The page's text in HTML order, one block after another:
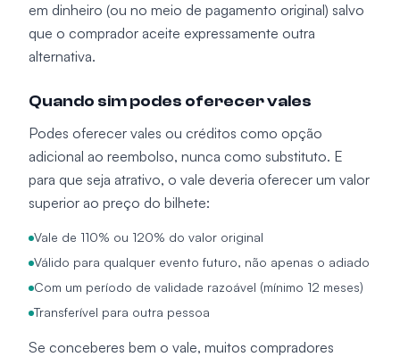
em dinheiro (ou no meio de pagamento original) salvo
que o comprador aceite expressamente outra
alternativa.
Quando sim podes oferecer vales
Podes oferecer vales ou créditos como opção
adicional ao reembolso, nunca como substituto. E
para que seja atrativo, o vale deveria oferecer um valor
superior ao preço do bilhete:
Vale de 110% ou 120% do valor original
Válido para qualquer evento futuro, não apenas o adiado
Com um período de validade razoável (mínimo 12 meses)
Transferível para outra pessoa
Se conceberes bem o vale, muitos compradores